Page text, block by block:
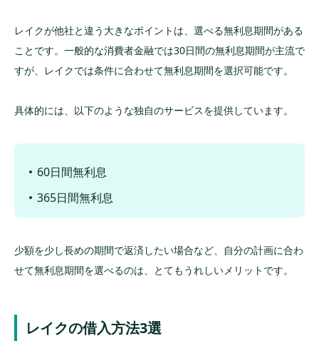
レイクが他社と違う大きなポイントは、選べる無利息期間がある
ことです。一般的な消費者金融では30日間の無利息期間が主流で
すが、レイクでは条件に合わせて無利息期間を選択可能です。
具体的には、以下のような独自のサービスを提供しています。
60日間無利息
365日間無利息
少額を少し長めの期間で返済したい場合など、自分の計画に合わ
せて無利息期間を選べるのは、とてもうれしいメリットです。
レイクの借入方法3選